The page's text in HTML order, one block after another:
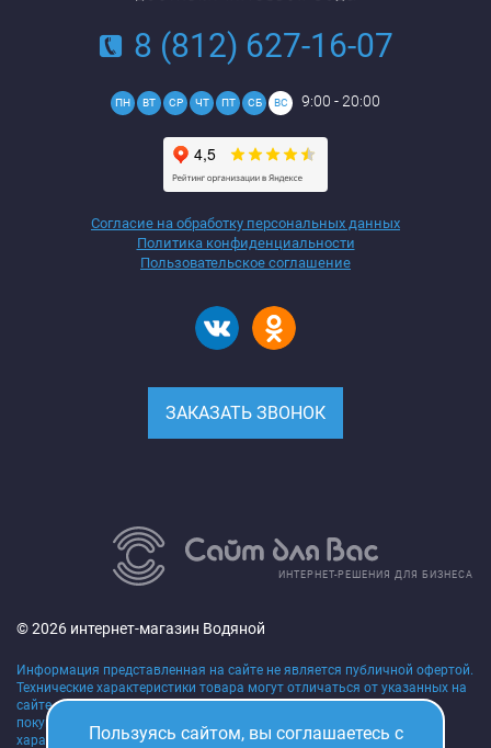
8 (812) 627-16-07
ПН ВТ СР ЧТ ПТ СБ ВС 9:00 - 20:00
Согласие на обработку персональных данных
Политика конфиденциальности
Пользовательское соглашение
ЗАКАЗАТЬ ЗВОНОК
ИНТЕРНЕТ-РЕШЕНИЯ ДЛЯ БИЗНЕСА
© 2026 интернет-магазин Водяной
Информация представленная на сайте не является публичной офертой.
Технические характеристики товара могут отличаться от указанных на
сайте, уточняйте технические характеристики товара на момент
покупки и оплаты. Вся информация на сайте о товарах,
характеристиках, сроках поставки, ценах носит исключительно
Пользуясь сайтом, вы соглашаетесь с